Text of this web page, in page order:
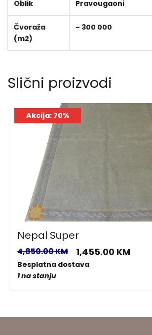
Oblik Pravougaoni
Čvoraža
(m2)
~ 300 000
Slični proizvodi
Akcija: 70%
Nepal Super
4,850.00 KM 1,455.00 KM
Besplatna dostava
1 na stanju